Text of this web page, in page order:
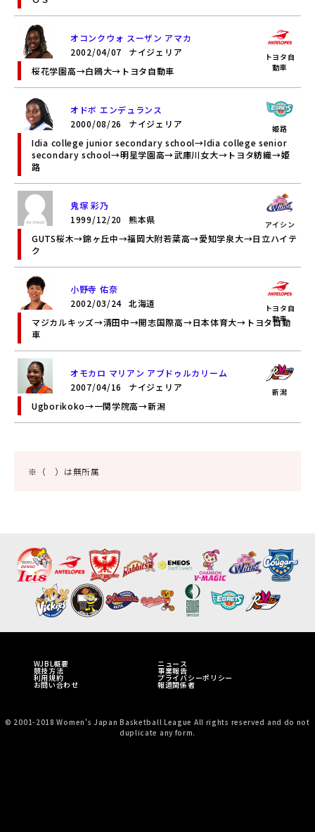
オコンクウォ スーザン アマカ
トヨタ自
動車
2002/04/07
ナイジェリア
桜花学園高→白鴎大→トヨタ自動車
オドボ エンデュランス
姫路
2000/08/26
ナイジェリア
Idia college junior secondary school→Idia college senior
secondary school→明星学園高→武庫川女大→トヨタ紡織→姫
路
鬼塚 彩乃
アイシン
1999/12/20
熊本県
GUTS桜木→錦ヶ丘中→福岡大附若葉高→愛知学泉大→日立ハイテ
ク
小野寺 佑奈
トヨタ自
動車
2002/03/24 北海道
マジカルキッズ→清田中→開志国際高→日本体育大→トヨタ自動
車
オモカロ マリアン アブドゥルカリーム
新潟
2007/04/16
ナイジェリア
Ugborikoko→一関学院高→新潟
※（ ）は無所属
WJBL概要 ニュース
競技方法 事業報告
利用規約 プライバシーポリシー
お問い合わせ 報道関係者
© 2001-2018 Women's Japan Basketball League All rights reserved and do not
duplicate any form.